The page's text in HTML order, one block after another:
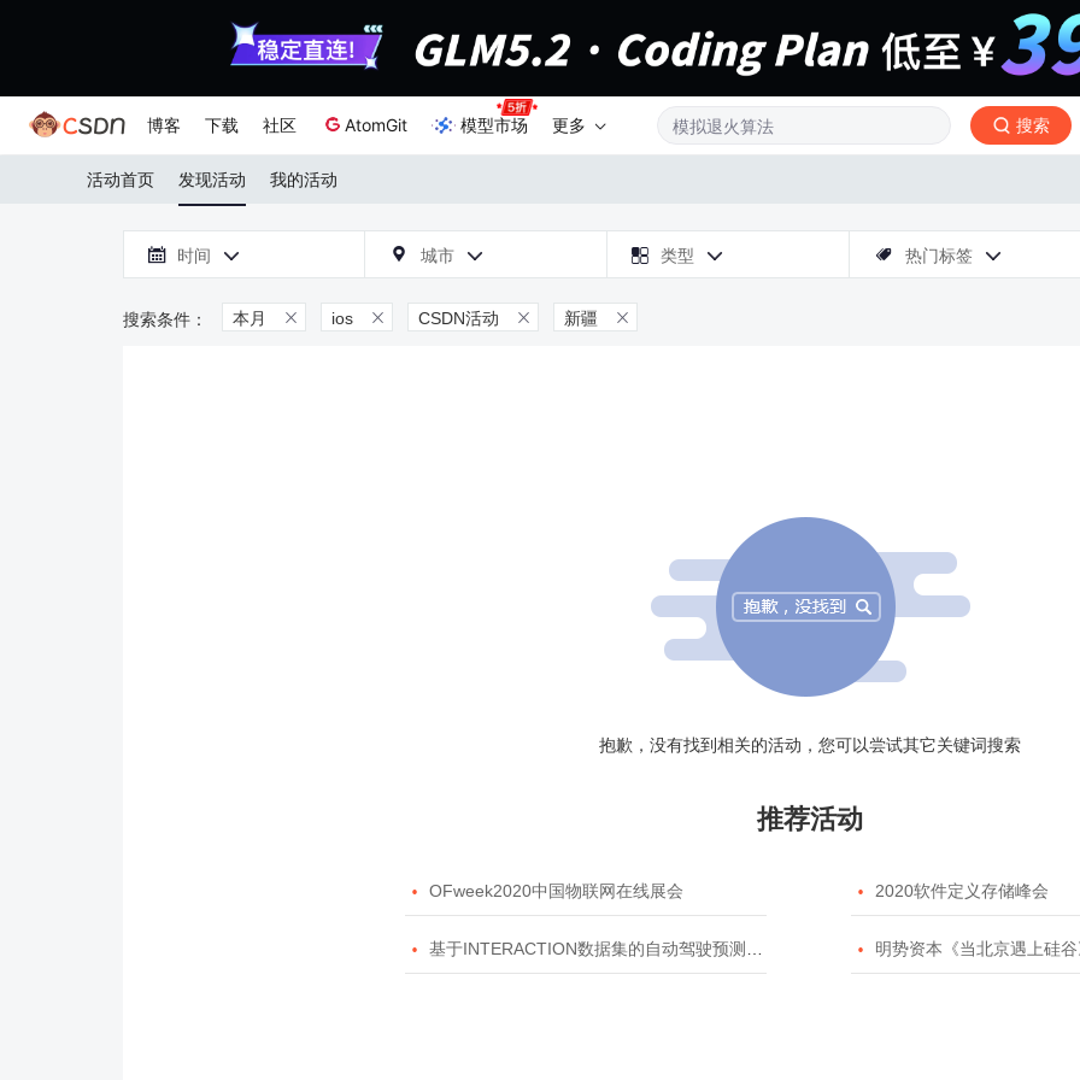
博客 下载 社区 AtomGit 模型市场 更多 搜索
活动首页 发现活动 我的活动
 时间   城市   类型   热门标签 
本月  ios  CSDN活动  新疆 
抱歉，没有找到相关的活动，您可以尝试其它关键词搜索
推荐活动
 OFweek2020中国物联网在线展会  2020软件定义存储峰会
 基于INTERACTION数据集的自动驾驶预测模型挑战赛  明势资本《当北京遇上硅谷》系列